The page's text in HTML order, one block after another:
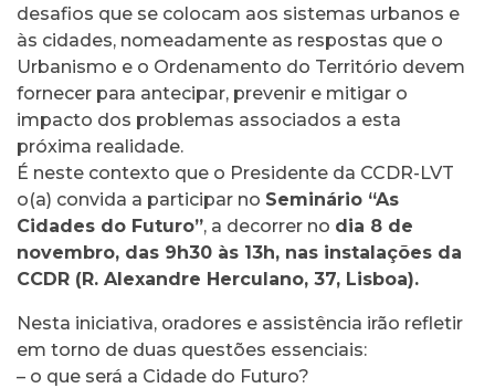
desafios que se colocam aos sistemas urbanos e
às cidades, nomeadamente as respostas que o
Urbanismo e o Ordenamento do Território devem
fornecer para antecipar, prevenir e mitigar o
impacto dos problemas associados a esta
próxima realidade.
É neste contexto que o Presidente da CCDR-LVT
o(a) convida a participar no Seminário “As
Cidades do Futuro”, a decorrer no dia 8 de
novembro, das 9h30 às 13h, nas instalações da
CCDR (R. Alexandre Herculano, 37, Lisboa).
Nesta iniciativa, oradores e assistência irão refletir
em torno de duas questões essenciais:
– o que será a Cidade do Futuro?